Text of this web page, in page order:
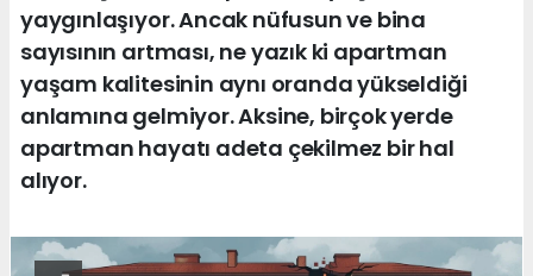
yaygınlaşıyor. Ancak nüfusun ve bina
sayısının artması, ne yazık ki apartman
yaşam kalitesinin aynı oranda yükseldiği
anlamına gelmiyor. Aksine, birçok yerde
apartman hayatı adeta çekilmez bir hal
alıyor.